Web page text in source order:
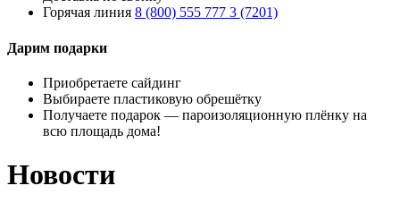
Горячая линия 8 (800) 555 777 3 (7201)
Дарим подарки
Приобретаете сайдинг
Выбираете пластиковую обрешётку
Получаете подарок — пароизоляционную плёнку на
всю площадь дома!
Новости